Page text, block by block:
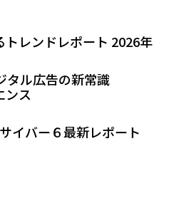
トレンドレポート 2026年
タル広告の新常識
ンス
イバー６最新レポート